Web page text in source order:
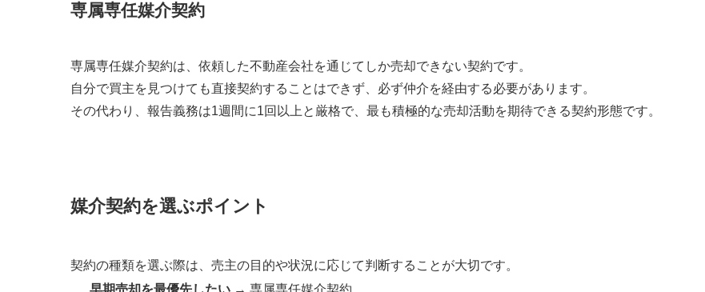
専属専任媒介契約
専属専任媒介契約は、依頼した不動産会社を通じてしか売却できない契約です。
自分で買主を見つけても直接契約することはできず、必ず仲介を経由する必要があります。
その代わり、報告義務は1週間に1回以上と厳格で、最も積極的な売却活動を期待できる契約形態です。
媒介契約を選ぶポイント
契約の種類を選ぶ際は、売主の目的や状況に応じて判断することが大切です。
早期売却を最優先したい → 専属専任媒介契約